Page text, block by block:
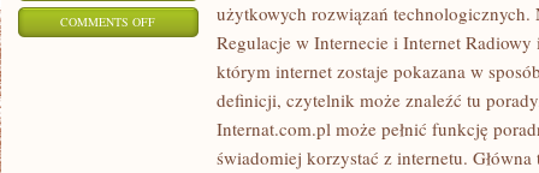
COMMENTS OFFON
PRZECHOWYWANIE
użytkowych rozwiązań technologicznych.
Regulacje w Internecie i Internet
którym internet zostaje pokazana w
definicji, czytelnik może znaleźć tu
Internat.com.pl może pełnić funkcję
świadomiej korzystać z internetu.